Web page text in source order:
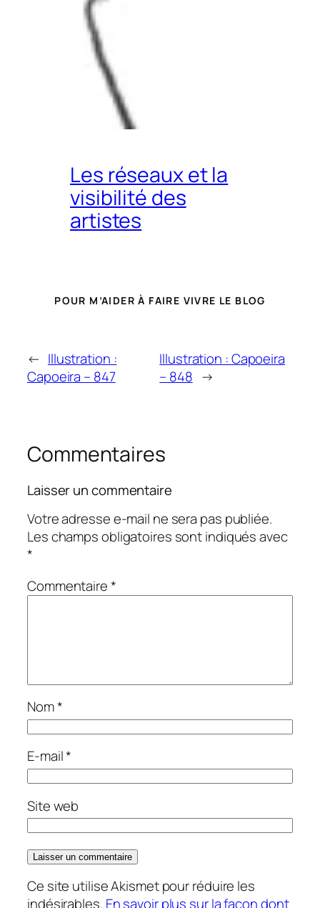
Les réseaux et la
visibilité des
artistes
POUR M’AIDER À FAIRE VIVRE LE BLOG
← Illustration :
Capoeira – 847
Illustration : Capoeira
– 848 →
Commentaires
Laisser un commentaire
Votre adresse e-mail ne sera pas publiée.
Les champs obligatoires sont indiqués avec
*
Commentaire*
Nom*
E-mail*
Site web
Ce site utilise Akismet pour réduire les
indésirables. En savoir plus sur la façon dont